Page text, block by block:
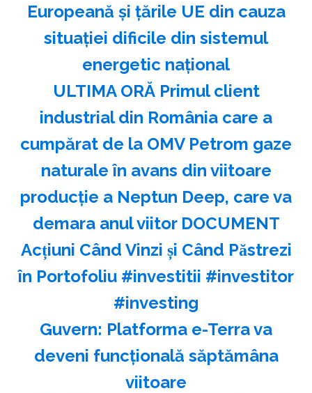
Europeană și țările UE din cauza
situației dificile din sistemul
energetic național
ULTIMA ORĂ Primul client
industrial din România care a
cumpărat de la OMV Petrom gaze
naturale în avans din viitoare
producție a Neptun Deep, care va
demara anul viitor DOCUMENT
Acțiuni Când Vinzi și Când Păstrezi
în Portofoliu #investitii #investitor
#investing
Guvern: Platforma e-Terra va
deveni funcţională săptămâna
viitoare